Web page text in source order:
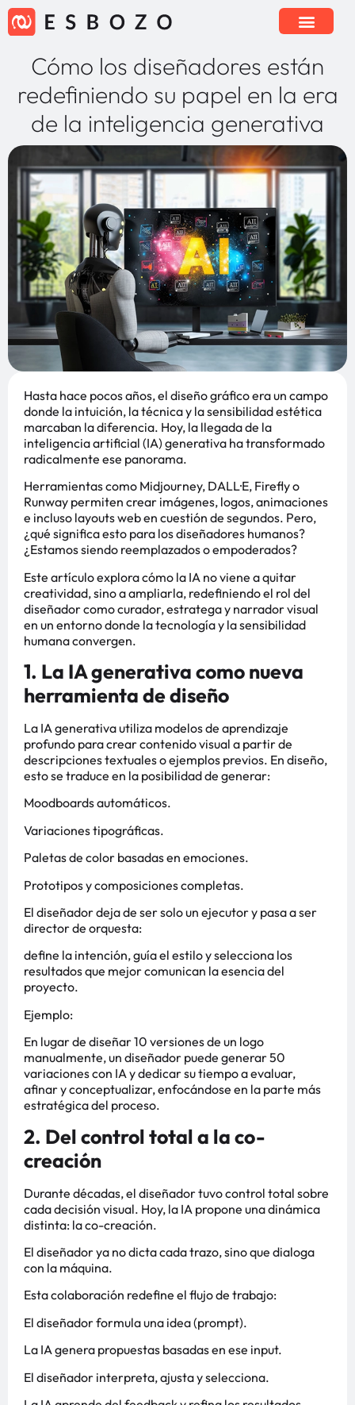
Cómo los diseñadores están
redefiniendo su papel en la era
de la inteligencia generativa
Hasta hace pocos años, el diseño gráfico era un campo
donde la intuición, la técnica y la sensibilidad estética
marcaban la diferencia. Hoy, la llegada de la
inteligencia artificial (IA) generativa ha transformado
radicalmente ese panorama.
Herramientas como Midjourney, DALL·E, Firefly o
Runway permiten crear imágenes, logos, animaciones
e incluso layouts web en cuestión de segundos. Pero,
¿qué significa esto para los diseñadores humanos?
¿Estamos siendo reemplazados o empoderados?
Este artículo explora cómo la IA no viene a quitar
creatividad, sino a ampliarla, redefiniendo el rol del
diseñador como curador, estratega y narrador visual
en un entorno donde la tecnología y la sensibilidad
humana convergen.
1. La IA generativa como nueva
herramienta de diseño
La IA generativa utiliza modelos de aprendizaje
profundo para crear contenido visual a partir de
descripciones textuales o ejemplos previos. En diseño,
esto se traduce en la posibilidad de generar:
Moodboards automáticos.
Variaciones tipográficas.
Paletas de color basadas en emociones.
Prototipos y composiciones completas.
El diseñador deja de ser solo un ejecutor y pasa a ser
director de orquesta:
define la intención, guía el estilo y selecciona los
resultados que mejor comunican la esencia del
proyecto.
Ejemplo:
En lugar de diseñar 10 versiones de un logo
manualmente, un diseñador puede generar 50
variaciones con IA y dedicar su tiempo a evaluar,
afinar y conceptualizar, enfocándose en la parte más
estratégica del proceso.
2. Del control total a la co-
creación
Durante décadas, el diseñador tuvo control total sobre
cada decisión visual. Hoy, la IA propone una dinámica
distinta: la co-creación.
El diseñador ya no dicta cada trazo, sino que dialoga
con la máquina.
Esta colaboración redefine el flujo de trabajo:
El diseñador formula una idea (prompt).
La IA genera propuestas basadas en ese input.
El diseñador interpreta, ajusta y selecciona.